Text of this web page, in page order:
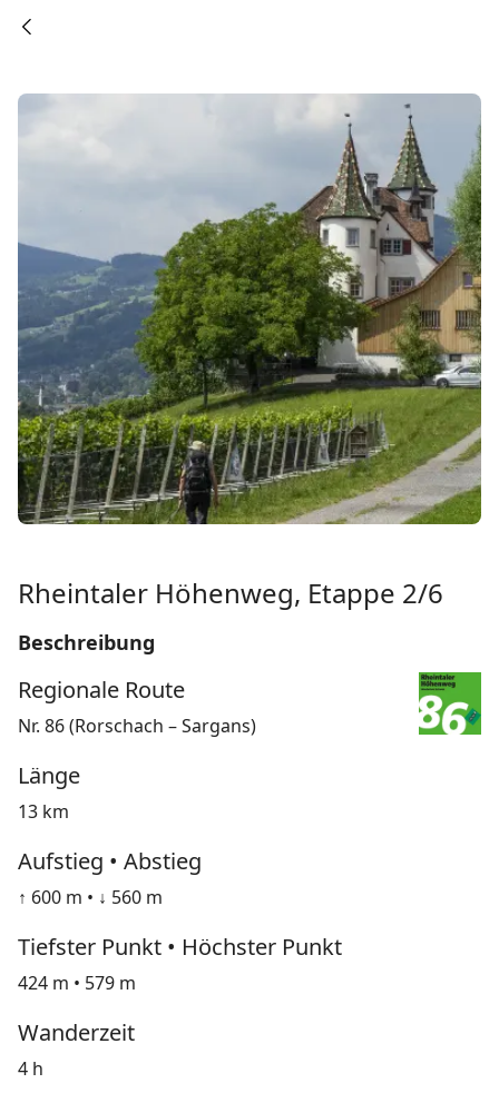
Rheintaler Höhenweg, Etappe 2/6
Beschreibung
Regionale Route
Nr. 86 (Rorschach – Sargans)
Länge
13 km
Aufstieg • Abstieg
↑ 600 m • ↓ 560 m
Tiefster Punkt • Höchster Punkt
424 m • 579 m
Wanderzeit
4 h